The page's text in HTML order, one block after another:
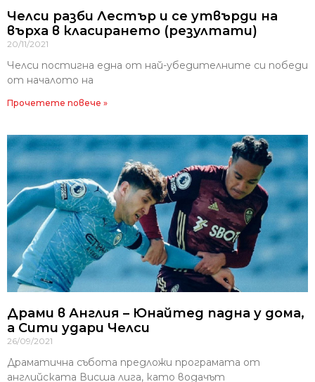
Челси разби Лестър и се утвърди на
върха в класирането (резултати)
20/11/2021
Челси постигна една от най-убедителните си победи
от началото на
Прочетете повече »
Драми в Англия – Юнайтед падна у дома,
а Сити удари Челси
26/09/2021
Драматична събота предложи програмата от
английската Висша лига, като водачът